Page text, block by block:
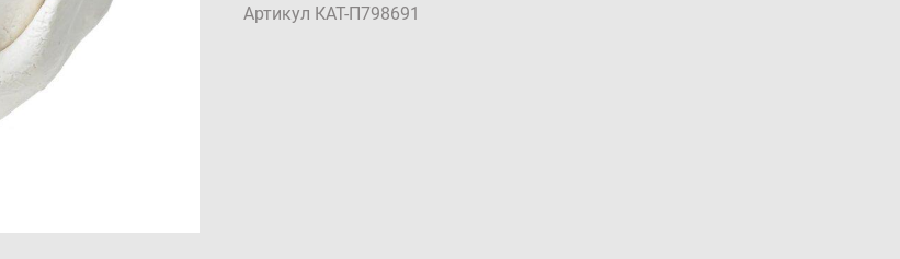
Артикул КАТ-П798691